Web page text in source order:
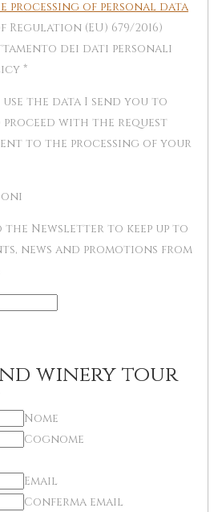
processing of personal data
(EU) 679/2016)
dei dati personali
*
use the data I send you to
proceed with the request
to the processing of your
the Newsletter to keep up to
news and promotions from
winery tour
Nome
Cognome
Email
Conferma email